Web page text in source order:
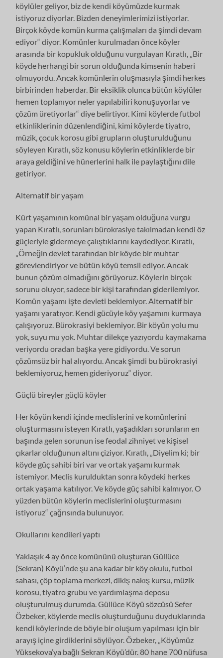
köylüler geliyor, biz de kendi köyümüzde kurmak
istiyoruz diyorlar. Bizden deneyimlerimizi istiyorlar.
Birçok köyde komün kurma çalışmaları da şimdi devam
ediyor“ diyor. Komünler kurulmadan önce köyler
arasında bir kopukluk olduğunu vurgulayan Kıratlı, „Bir
köyde herhangi bir sorun olduğunda kimsenin haberi
olmuyordu. Ancak komünlerin oluşmasıyla şimdi herkes
birbirinden haberdar. Bir eksiklik olunca bütün köylüler
hemen toplanıyor neler yapılabiliri konuşuyorlar ve
çözüm üretiyorlar“ diye belirtiyor. Kimi köylerde futbol
etkinliklerinin düzenlendiğini, kimi köylerde tiyatro,
müzik, çocuk korosu gibi grupların oluşturulduğunu
söyleyen Kıratlı, söz konusu köylerin etkinliklerde bir
araya geldiğini ve hünerlerini halk ile paylaştığını dile
getiriyor.
Alternatif bir yaşam
Kürt yaşamının komünal bir yaşam olduğuna vurgu
yapan Kıratlı, sorunları bürokrasiye takılmadan kendi öz
güçleriyle gidermeye çalıştıklarını kaydediyor. Kıratlı,
„Örneğin devlet tarafından bir köyde bir muhtar
görevlendiriyor ve bütün köyü temsil ediyor. Ancak
bunun çözüm olmadığını görüyoruz. Köylerin birçok
sorunu oluyor, sadece bir kişi tarafından giderilemiyor.
Komün yaşamı işte devleti beklemiyor. Alternatif bir
yaşamı yaratıyor. Kendi gücüyle köy yaşamını kurmaya
çalışıyoruz. Bürokrasiyi beklemiyor. Bir köyün yolu mu
yok, suyu mu yok. Muhtar dilekçe yazıyordu kaymakama
veriyordu oradan başka yere gidiyordu. Ve sorun
çözümsüz bir hal alıyordu. Ancak şimdi bu bürokrasiyi
beklemiyoruz, hemen gideriyoruz“ diyor.
Güçlü bireyler güçlü köyler
Her köyün kendi içinde meclislerini ve komünlerini
oluşturmasını isteyen Kıratlı, yaşadıkları sorunların en
başında gelen sorunun ise feodal zihniyet ve kişisel
çıkarlar olduğunun altını çiziyor. Kıratlı, „Diyelim ki; bir
köyde güç sahibi biri var ve ortak yaşamı kurmak
istemiyor. Meclis kurulduktan sonra köydeki herkes
ortak yaşama katılıyor. Ve köyde güç sahibi kalmıyor. O
yüzden bütün köylerin meclislerini oluşturmasını
istiyoruz“ çağrısında bulunuyor.
Okullarını kendileri yaptı
Yaklaşık 4 ay önce komününü oluşturan Güllüce
(Sekran) Köyü’nde şu ana kadar bir köy okulu, futbol
sahası, çöp toplama merkezi, dikiş nakış kursu, müzik
korosu, tiyatro grubu ve yardımlaşma deposu
oluşturulmuş durumda. Güllüce Köyü sözcüsü Sefer
Özbeker, köylerde meclis oluşturduğunu duyduklarında
kendi köylerinde de böyle bir oluşum yapılması için bir
arayış içine girdiklerini söylüyor. Özbeker, „Köyümüz
Yüksekova’ya bağlı Sekran Köyü’dür. 80 hane 700 nüfusa